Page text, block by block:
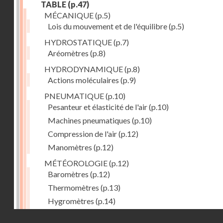
TABLE (p.47)
MÉCANIQUE(p.5)
Lois du mouvement et de l'équilibre(p.5)
HYDROSTATIQUE(p.7)
Aréomètres (p.8)
HYDRODYNAMIQUE(p.8)
Actions moléculaires (p.9)
PNEUMATIQUE(p.10)
Pesanteur et élasticité de l'air(p.10)
Machines pneumatiques (p.10)
Compression de l'air(p.12)
Manomètres (p.12)
MÉTÉOROLOGIE(p.12)
Baromètres (p.12)
Thermomètres (p.13)
Hygromètres (p.14)